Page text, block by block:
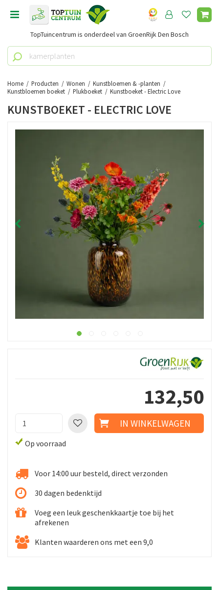
Home Producten Wonen
Kunstbloemen & -planten
Kunstbloemen boeket
Plukboeket Kunstboeket - Electric Love
TopTuincentrum is onderdeel van GroenRijk Den Bosch
KUNSTBOEKET - ELECTRIC LOVE
132,50
Op voorraad
Voor 14:00 uur besteld, direct verzonden
30 dagen bedenktijd
Voeg een leuk geschenkkaartje toe bij het
afrekenen
Klanten waarderen ons met een 9,0